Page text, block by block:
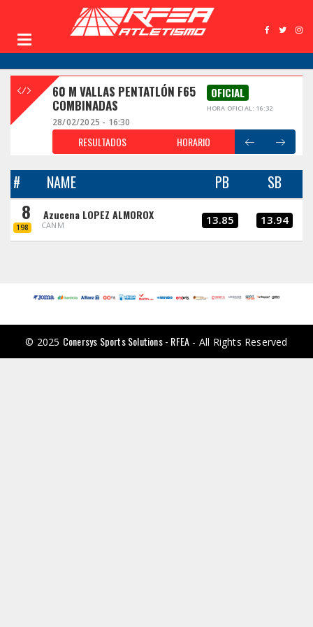
60 M VALLAS PENTATLÓN F65
COMBINADAS
OFICIAL
HORA OFICIAL: 16:32
28/02/2025 - 16:30
RESULTADOS HORARIO
# NAME PB SB
8
198
Azucena LOPEZ ALMOROX
CANM 13.85 13.94
© 2025 Conersys Sports Solutions - RFEA - All Rights Reserved